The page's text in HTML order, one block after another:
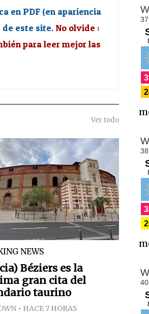
en PDF (en apariencia
este site. No olvide :
para leer mejor las
Ver todo
NEWS
Béziers es la
gran cita del
taurino
HACE 7 HORAS